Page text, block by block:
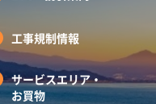
工事規制情報
サービスエリア・
お買物